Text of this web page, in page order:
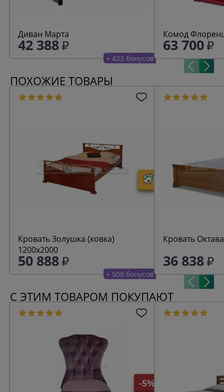
Диван Марта
42 388
+ 423 бонусов
Комод
63 700
ПОХОЖИЕ ТОВАРЫ
Кровать Золушка (ковка)
1200х2000
50 888
+ 508 бонусов
Кровать
36 838
С ЭТИМ ТОВАРОМ ПОКУПАЮТ
-5%